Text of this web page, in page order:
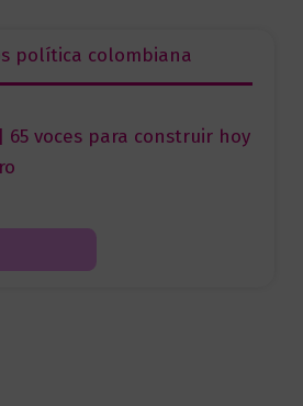
65 voces para construir hoy